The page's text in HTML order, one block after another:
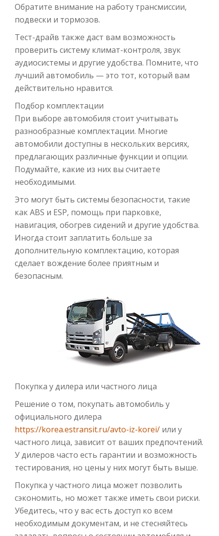
Обратите внимание на работу трансмиссии,
подвески и тормозов.
Тест-драйв также даст вам возможность
проверить систему климат-контроля, звук
аудиосистемы и другие удобства. Помните, что
лучший автомобиль — это тот, который вам
действительно нравится.
Подбор комплектации
При выборе автомобиля стоит учитывать
разнообразные комплектации. Многие
автомобили доступны в нескольких версиях,
предлагающих различные функции и опции.
Подумайте, какие из них вы считаете
необходимыми.
Это могут быть системы безопасности, такие
как ABS и ESP, помощь при парковке,
навигация, обогрев сидений и другие удобства.
Иногда стоит заплатить больше за
дополнительную комплектацию, которая
сделает вождение более приятным и
безопасным.
Покупка у дилера или частного лица
Решение о том, покупать автомобиль у
официального дилера
https://korea.estransit.ru/avto-iz-korei/ или у
частного лица, зависит от ваших предпочтений.
У дилеров часто есть гарантии и возможность
тестирования, но цены у них могут быть выше.
Покупка у частного лица может позволить
сэкономить, но может также иметь свои риски.
Убедитесь, что у вас есть доступ ко всем
необходимым документам, и не стесняйтесь